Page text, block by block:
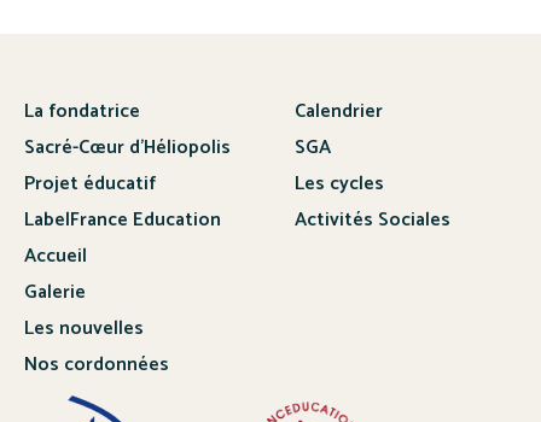
La fondatrice
Sacré-Cœur d’Héliopolis
Projet éducatif
LabelFrance Education
Calendrier
SGA
Les cycles
Activités Sociales
Accueil
Galerie
Les nouvelles
Nos cordonnées